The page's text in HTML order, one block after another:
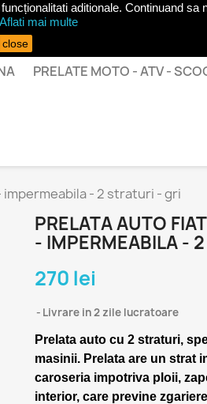
PRELATE MOTO - ATV -
impermeabila - 2 straturi - gri
PRELATA AUTO
- IMPERMEABILA -
270 lei
Livrare in 2 zile lucratoare
Prelata auto cu 2 straturi,
masinii. Prelata are un strat
caroseria impotriva ploii,
interior, care previne
aditionale. Continuand
Aflati mai multe
close